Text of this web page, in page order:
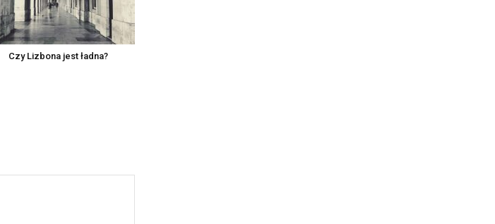
Czy Lizbona jest ładna?